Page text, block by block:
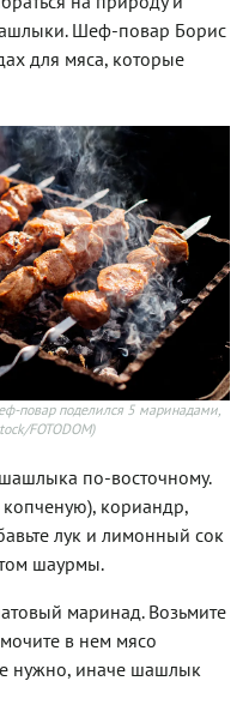
Шеф-повар Борис
для мяса, которые
повар поделился 5 маринадами,
FOTODOM)
по-восточному.
кориандр,
лук и лимонный сок
шаурмы.
маринад. Возьмите
в нем мясо
нужно, иначе шашлык